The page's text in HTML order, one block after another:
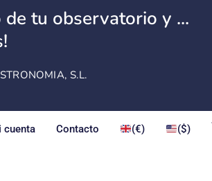
tu observatorio y ...
S.L.
cuenta Contacto (€) ($)